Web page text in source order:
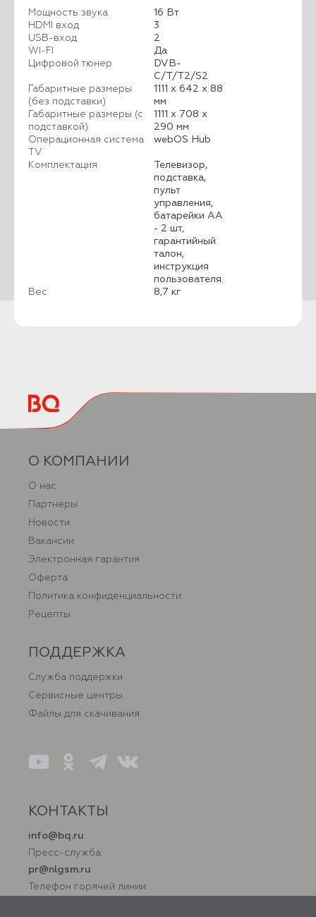
Мощность звука
16 Вт
HDMI вход
3
USB-вход
2
WI-FI
Да
Цифровой тюнер
DVB-
C/T/T2/S2
Габаритные размеры
(без подставки)
1111 х 642 х 88
мм
Габаритные размеры (с
подставкой)
1111 х 708 х
290 мм
Операционная система
TV
webOS Hub
Комплектация
Телевизор,
подставка,
пульт
управления,
батарейки АА
- 2 шт,
гарантийный
талон,
инструкция
пользователя.
Вес
8,7 кг
О КОМПАНИИ
О нас
Партнеры
Новости
Вакансии
Электронная гарантия
Оферта
Политика конфиденциальности
Рецепты
ПОДДЕРЖКА
Служба поддержки
Сервисные центры
Файлы для скачивания
КОНТАКТЫ
info@bq.ru
Пресс-служба:
pr@nlgsm.ru
Телефон горячей линии: